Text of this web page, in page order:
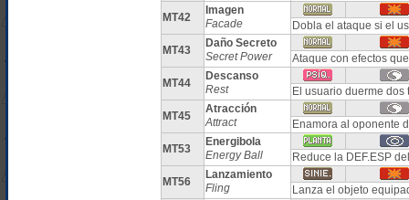
MT42
Imagen
Facade
Dobla el ataque si el
MT43
Daño Secreto
Secret Power
Ataque con efectos
MT44
Descanso
Rest
El usuario duerme
MT45
Atracción
Attract
Enamora al oponente
MT53
Energibola
Energy Ball
Reduce la DEF.ESP
MT56
Lanzamiento
Fling
Lanza el objeto